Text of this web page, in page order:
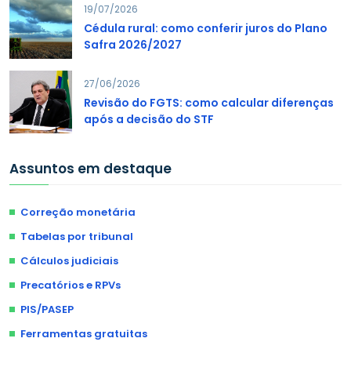
19/07/2026
Cédula rural: como conferir juros do Plano
Safra 2026/2027
27/06/2026
Revisão do FGTS: como calcular diferenças
após a decisão do STF
Assuntos em destaque
Correção monetária
Tabelas por tribunal
Cálculos judiciais
Precatórios e RPVs
PIS/PASEP
Ferramentas gratuitas